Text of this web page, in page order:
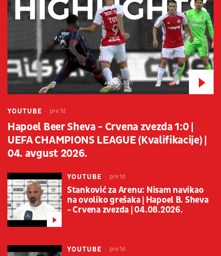
YOUTUBE pre 1d
Hapoel Beer Sheva - Crvena zvezda 1:0 |
UEFA CHAMPIONS LEAGUE (Kvalifikacije) |
04. avgust 2026.
YOUTUBE pre 1d
Stanković za Arenu: Nisam navikao
na ovoliko grešaka | Hapoel B. Sheva
- Crvena zvezda | 04.08.2026.
YOUTUBE pre 1d